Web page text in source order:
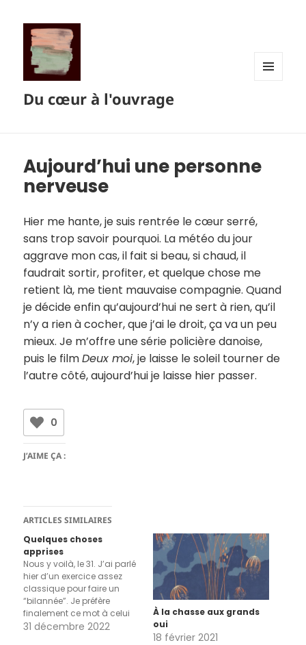
Du cœur à l'ouvrage
Aujourd’hui une personne
nerveuse
Hier me hante, je suis rentrée le cœur serré,
sans trop savoir pourquoi. La météo du jour
aggrave mon cas, il fait si beau, si chaud, il
faudrait sortir, profiter, et quelque chose me
retient là, me tient mauvaise compagnie. Quand
je décide enfin qu’aujourd’hui ne sert à rien, qu’il
n’y a rien à cocher, que j’ai le droit, ça va un peu
mieux. Je m’offre une série policière danoise,
puis le filmDeux moi, je laisse le soleil tourner de
l’autre côté, aujourd’hui je laisse hier passer.
0
J’AIME ÇA :
ARTICLES SIMILAIRES
Quelques choses
apprises
Nous y voilà, le 31. J’ai parlé
hier d’un exercice assez
classique pour faire un
“bilannée”. Je préfère
finalement ce mot à celui
de bilan qui m’évoque des
31 décembre 2022
À la chasse aux grands
oui
18 février 2021